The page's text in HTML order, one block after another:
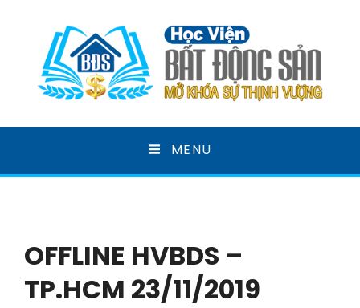
HỌC VIỆN BẤT ĐỘNG
SẢN
MENU
OFFLINE HVBDS –
TP.HCM 23/11/2019